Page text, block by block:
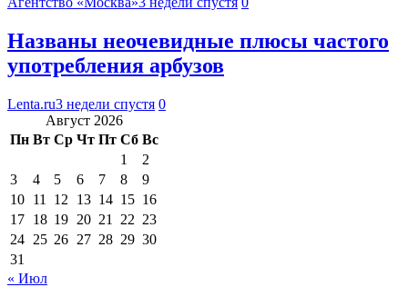
Названы неочевидные плюсы частого
употребления арбузов
Lenta.ru3 недели спустя 0
Август 2026
Пн Вт Ср Чт Пт Сб Вс
1
2
3
4 5 6 7 8
9
10 11 12 13 14 15 16
17 18 19 20 21 22 23
24 25 26 27 28 29 30
31
« Июл